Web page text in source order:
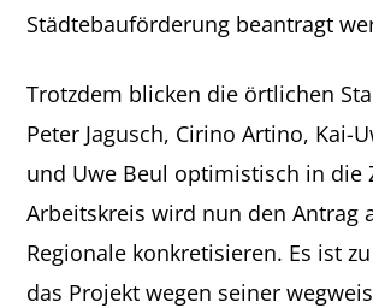
Städtebauförderung beantragt
Trotzdem blicken die örtlichen
Peter Jagusch, Cirino Artino, Kai-
und Uwe Beul optimistisch in die
Arbeitskreis wird nun den Antrag
Regionale konkretisieren. Es ist
das Projekt wegen seiner